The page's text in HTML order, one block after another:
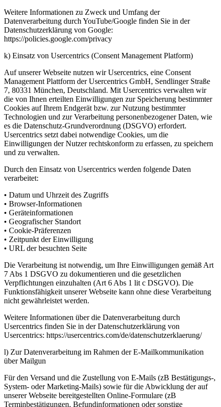
Weitere Informationen zu Zweck und Umfang der
Datenverarbeitung durch YouTube/Google finden Sie in der
Datenschutzerklärung von Google:
https://policies.google.com/privacy
k) Einsatz von Usercentrics (Consent Management Platform)
Auf unserer Webseite nutzen wir Usercentrics, eine Consent
Management Plattform der Usercentrics GmbH, Sendlinger Straße
7, 80331 München, Deutschland. Mit Usercentrics verwalten wir
die von Ihnen erteilten Einwilligungen zur Speicherung bestimmter
Cookies auf Ihrem Endgerät bzw. zur Nutzung bestimmter
Technologien und zur Verarbeitung personenbezogener Daten, wie
es die Datenschutz-Grundverordnung (DSGVO) erfordert.
Usercentrics setzt dabei notwendige Cookies, um die
Einwilligungen der Nutzer rechtskonform zu erfassen, zu speichern
und zu verwalten.
Durch den Einsatz von Usercentrics werden folgende Daten
verarbeitet:
• Datum und Uhrzeit des Zugriffs
• Browser-Informationen
• Geräteinformationen
• Geografischer Standort
• Cookie-Präferenzen
• Zeitpunkt der Einwilligung
• URL der besuchten Seite
Die Verarbeitung ist notwendig, um Ihre Einwilligungen gemäß Art
7 Abs 1 DSGVO zu dokumentieren und die gesetzlichen
Verpflichtungen einzuhalten (Art 6 Abs 1 lit c DSGVO). Die
Funktionsfähigkeit unserer Webseite kann ohne diese Verarbeitung
nicht gewährleistet werden.
Weitere Informationen über die Datenverarbeitung durch
Usercentrics finden Sie in der Datenschutzerklärung von
Usercentrics: https://usercentrics.com/de/datenschutzerklaerung/
l) Zur Datenverarbeitung im Rahmen der E-Mailkommunikation
über Mailgun
Für den Versand und die Zustellung von E-Mails (zB Bestätigungs-,
System- oder Marketing-Mails) sowie für die Abwicklung der auf
unserer Webseite bereitgestellten Online-Formulare (zB
Terminbestätigungen, Befundinformationen oder sonstige